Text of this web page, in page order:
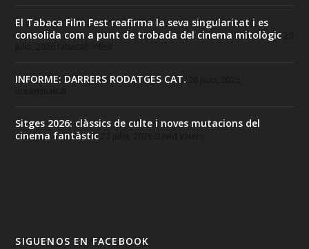
El Tabaca Film Fest reafirma la seva singularitat i es
consolida com a punt de trobada del cinema mitològic
INFORME: DARRERS RODATGES CAT.
Sitges 2026: clàssics de culte i noves mutacions del
cinema fantàstic
SIGUENOS EN FACEBOOK